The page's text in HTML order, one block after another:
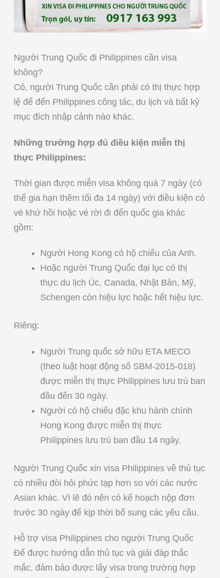
Người Trung Quốc đi Philippines cần visa
không?
Có, người Trung Quốc cần phải có thị thực hợp
lệ để đến Philippines công tác, du lịch và bất kỳ
mục đích nhập cảnh nào khác.
Những trường hợp đủ điều kiện miễn thị
thực Philippines:
Thời gian được miễn visa không quá 7 ngày (có
thể gia hạn thêm tối đa 14 ngày) với điều kiện có
vé khứ hồi hoặc vé rời đi đến quốc gia khác
gồm:
Người Hong Kong có hộ chiếu của Anh.
Hoặc người Trung Quốc đại lục có thị
thực du lịch Úc, Canada, Nhật Bản, Mỹ,
Schengen còn hiệu lực hoặc hết hiệu lực.
Riêng:
Người Trung quốc sở hữu ETA MECO
(theo luật hoạt động số SBM-2015-018)
được miễn thị thực Philippines lưu trú ban
đầu đến 30 ngày.
Người có hộ chiếu đặc khu hành chính
Hong Kong được miễn thị thực
Philippines lưu trú ban đầu 14 ngày.
Người Trung Quốc xin visa Philippines về thủ tục
có nhiều đòi hỏi phức tạp hơn so với các nước
Asian khác. Vì lẽ đó nên có kế hoạch nộp đơn
trước 30 ngày để kịp thời bổ sung các yêu cầu.
Hỗ trợ visa Philippines cho người Trung Quốc
Để được hướng dẫn thủ tục và giải đáp thắc
mắc, đảm bảo được lấy visa trong trường hợp